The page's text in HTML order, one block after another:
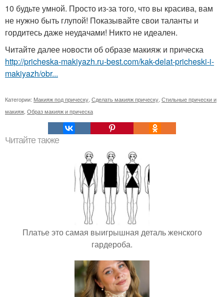
10 будьте умной. Просто из-за того, что вы красива, вам
не нужно быть глупой! Показывайте свои таланты и
гордитесь даже неудачами! Никто не идеален.
Читайте далее новости об образе макияж и прическа
http://pricheska-makiyazh.ru-best.com/kak-delat-pricheski-i-
makiyazh/obr...
Категории: Макияж под прическу Сделать макияж прическу Стильные прически и
макияж Образ макияж и прическа
Читайте также
Платье это самая выигрышная деталь женского
гардероба.